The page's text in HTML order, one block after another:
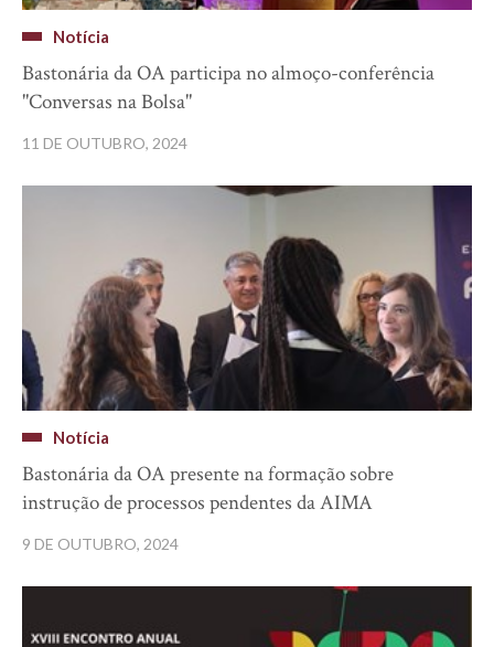
Notícia
Bastonária da OA participa no almoço-conferência
"Conversas na Bolsa"
11 DE OUTUBRO, 2024
Notícia
Bastonária da OA presente na formação sobre
instrução de processos pendentes da AIMA
9 DE OUTUBRO, 2024